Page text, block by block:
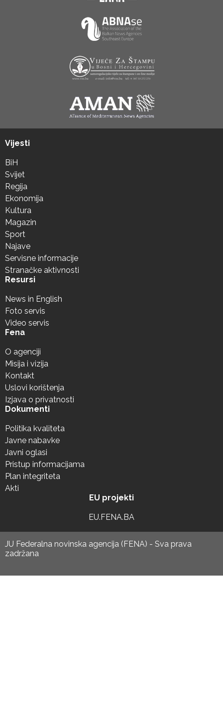
Vijesti
BiH
Svijet
Regija
Ekonomija
Kultura
Magazin
Sport
Najave
Servisne informacije
Stranačke aktivnosti
Resursi
News in English
Foto servis
Video servis
Fena
O agenciji
Misija i vizija
Kontakt
Uslovi korištenja
Izjava o privatnosti
Dokumenti
Politika kvaliteta
Javne nabavke
Javni oglasi
Pristup informacijama
Plan integriteta
Akti
EU projekti
EU.FENA.BA
JU Federalna novinska agencija (FENA) - Sva prava
zadržana